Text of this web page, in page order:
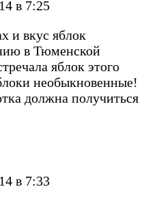
в 7:25
и вкус яблок
в Тюменской
яблок этого
необыкновенные!
должна получиться
в 7:33